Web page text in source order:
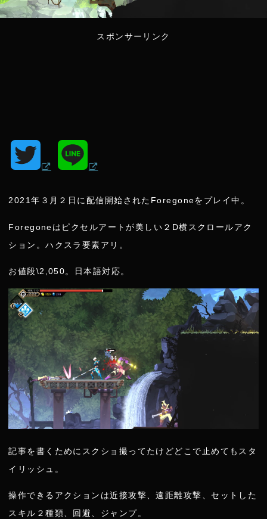
スポンサーリンク
t
e
r
e
2021年３月２日に配信開始されたForegoneをプレイ中。
Foregoneはピクセルアートが美しい２D横スクロールアク
ション。ハクスラ要素アリ。
お値段\2,050。日本語対応。
記事を書くためにスクショ撮ってたけどどこで止めてもスタ
イリッシュ。
操作できるアクションは近接攻撃、遠距離攻撃、セットした
スキル２種類、回避、ジャンプ。